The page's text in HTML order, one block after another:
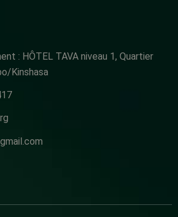
: HÔTEL TAVA niveau 1, Quartier
Kinshasa